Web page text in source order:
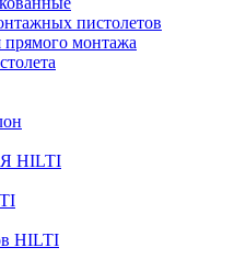
пистолетов
монтажа
HILTI
HILTI